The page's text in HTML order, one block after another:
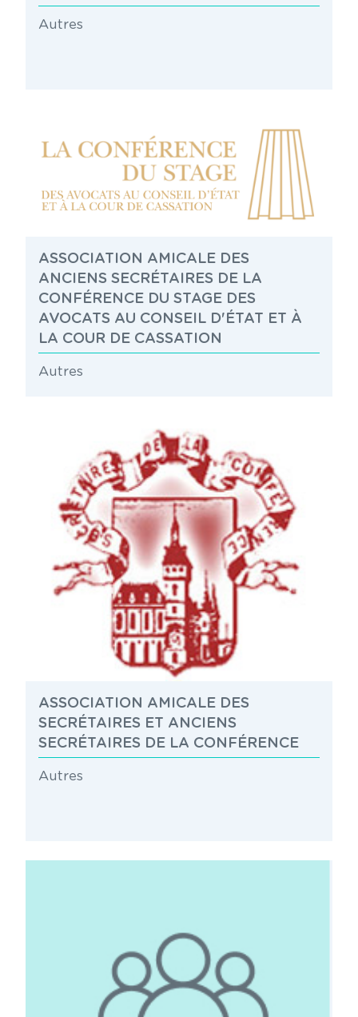
Autres
ASSOCIATION AMICALE DES
ANCIENS SECRÉTAIRES DE LA
CONFÉRENCE DU STAGE DES
AVOCATS AU CONSEIL D'ÉTAT ET À
LA COUR DE CASSATION
Autres
ASSOCIATION AMICALE DES
SECRÉTAIRES ET ANCIENS
SECRÉTAIRES DE LA CONFÉRENCE
Autres